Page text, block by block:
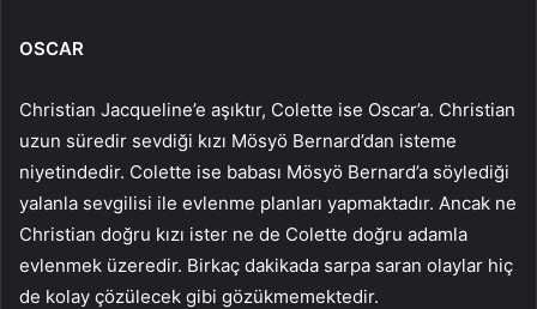
OSCAR
Christian Jacqueline’e aşıktır, Colette ise Oscar’a. Christian
uzun süredir sevdiği kızı Mösyö Bernard’dan isteme
niyetindedir. Colette ise babası Mösyö Bernard’a söylediği
yalanla sevgilisi ile evlenme planları yapmaktadır. Ancak ne
Christian doğru kızı ister ne de Colette doğru adamla
evlenmek üzeredir. Birkaç dakikada sarpa saran olaylar hiç
de kolay çözülecek gibi gözükmemektedir.